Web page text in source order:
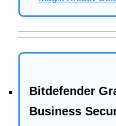
Bitdefender
Business